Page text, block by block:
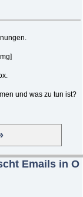
und was zu tun ist?
Emails in O